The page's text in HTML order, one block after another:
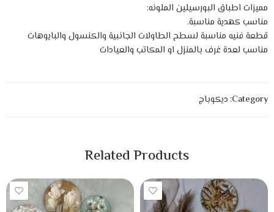
مميزات اطباق البورسيلين الملونه:
مناسب كهدية مناسبة.
قطعة فنيه مناسبة لسطح الطاولات الجانبية والكنسول والبايوهات
مناسب لعدة غرف بالمنزل او المكاتب والعيادات
Category: ديكوباج
Related Products